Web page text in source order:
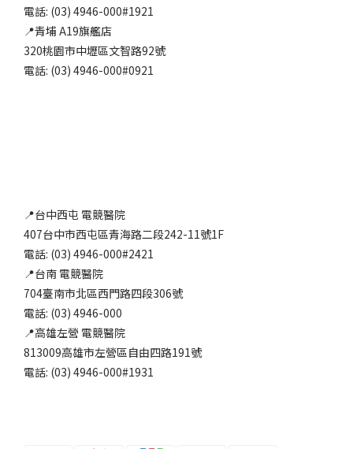
電話: (03) 4946-000#1921
📍青埔 A19旗艦店
320桃園市中壢區文智路92號
電話: (03) 4946-000#0921
📍台中西屯 電競醫院
407台中市西屯區青海路二段242-11號1F
電話: (03) 4946-000#2421
📍台南 電競醫院
704臺南市北區西門路四段306號
電話: (03) 4946-000
📍高雄左營 電競醫院
813009高雄市左營區自由四路191號
電話: (03) 4946-000#1931